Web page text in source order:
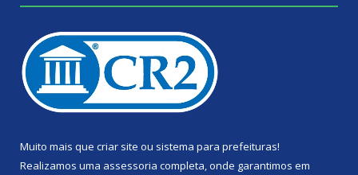
Muito mais que criar site ou sistema para prefeituras!
Realizamos uma assessoria completa, onde garantimos em